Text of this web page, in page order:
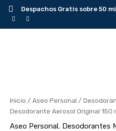
Despachos Gratis sobre 50
Inicio / Aseo Personal /
Desodorante Aerosol Original 150
Aseo Personal , Desodorantes
150
ml
cantidad